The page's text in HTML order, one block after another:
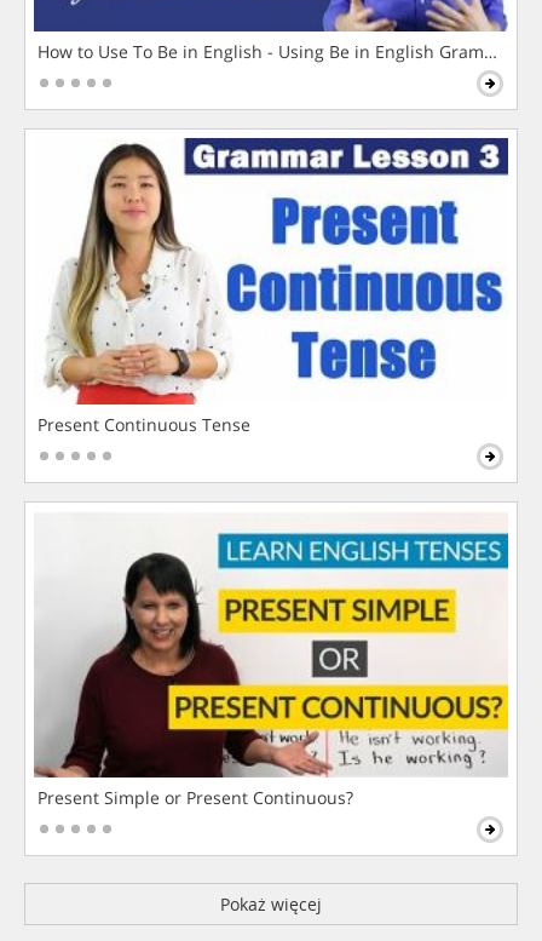
How to Use To Be in English - Using Be in English Grammar
Present Continuous Tense
Present Simple or Present Continuous?
Pokaż więcej